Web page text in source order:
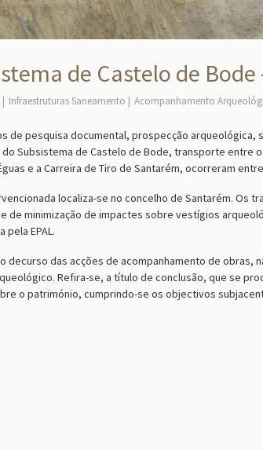
de Castelo de Bode
Infraestruturas Saneamento Acompanhamento
de pesquisa documental, prospecção arqueológica,
Subsistema de Castelo de Bode, transporte entre
e a Carreira de Tiro de Santarém, ocorreram
localiza-se no concelho de Santarém. Os
de minimização de impactes sobre vestígios
pela EPAL.
decurso das acções de acompanhamento de
Refira-se, a título de conclusão, que se
o património, cumprindo-se os objectivos